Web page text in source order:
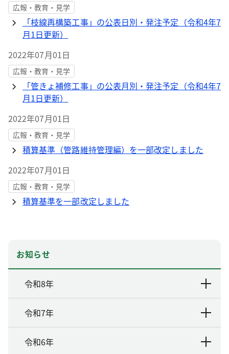
広報・教育・見学
「枝線再構築工事」の公表日別・発注予定（令和4年7
月1日更新）
2022年07月01日
広報・教育・見学
「管きょ補修工事」の公表月別・発注予定（令和4年7
月1日更新）
2022年07月01日
広報・教育・見学
積算基準（管路維持管理編）を一部改定しました
2022年07月01日
広報・教育・見学
積算基準を一部改定しました
お知らせ
令和8年
令和7年
令和6年